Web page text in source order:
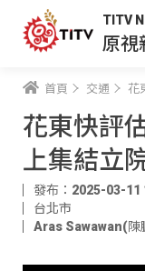
TITV
原視
首頁 交通 花
花東快評
上集結立
發布：2025-03-11
台北市
Aras Sawawan(陳